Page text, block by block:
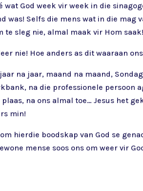
wat God week vir week in die
was! Selfs die mens wat in die mag
te sleg nie, almal maak vir Hom saak!
nie! Hoe anders as dit waaraan
na jaar, maand na maand,
na die professionele persoon
na ons almal toe… Jesus het
min!
hierdie boodskap van God se
mense soos ons om weer vir